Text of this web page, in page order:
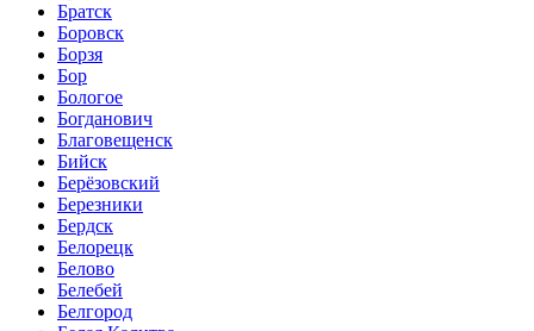
Братск
Боровск
Борзя
Бор
Бологое
Богданович
Благовещенск
Бийск
Берёзовский
Березники
Бердск
Белорецк
Белово
Белебей
Белгород